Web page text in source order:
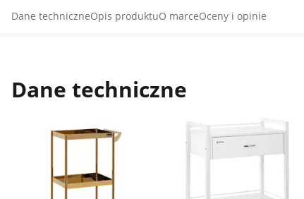
Dane techniczneOpis produktuO marceOceny i opinie
Dane techniczne